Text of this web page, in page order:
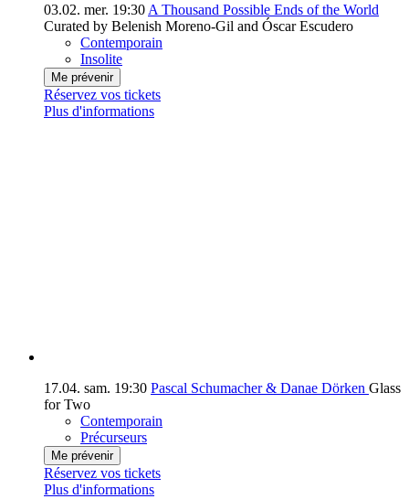
03.02. mer. 19:30 A Thousand Possible Ends of the World
Curated by Belenish Moreno-Gil and Óscar Escudero
Contemporain
Insolite
Me prévenir
Réservez vos tickets
Plus d'informations
17.04. sam. 19:30 Pascal Schumacher & Danae Dörken Glass
for Two
Contemporain
Précurseurs
Me prévenir
Réservez vos tickets
Plus d'informations